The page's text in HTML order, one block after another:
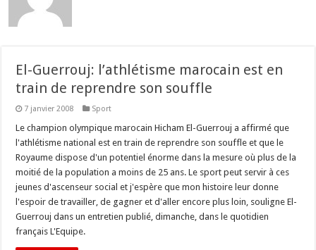
El-Guerrouj: l’athlétisme marocain est en
train de reprendre son souffle
7 janvier 2008 Sport
Le champion olympique marocain Hicham El-Guerrouj a affirmé que
l'athlétisme national est en train de reprendre son souffle et que le
Royaume dispose d'un potentiel énorme dans la mesure où plus de la
moitié de la population a moins de 25 ans. Le sport peut servir à ces
jeunes d'ascenseur social et j'espère que mon histoire leur donne
l'espoir de travailler, de gagner et d'aller encore plus loin, souligne El-
Guerrouj dans un entretien publié, dimanche, dans le quotidien
français L'Equipe.